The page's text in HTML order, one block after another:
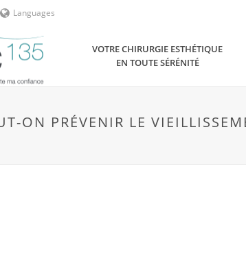
Languages
VOTRE CHIRURGIE ESTHÉTIQUE
EN TOUTE SÉRÉNITÉ
ON PRÉVENIR LE